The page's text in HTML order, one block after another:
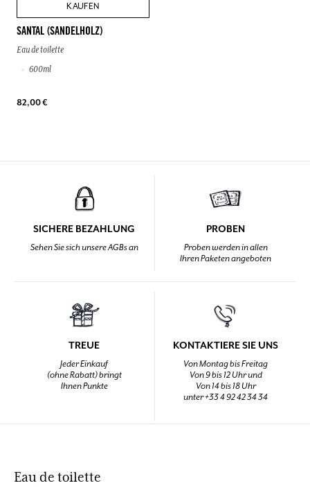
KAUFEN
SANTAL (SANDELHOLZ)
Eau de toilette
600ml
82,00 €
SICHERE BEZAHLUNG
Sehen Sie sich unsere AGBs an
PROBEN
Proben werden in allen
Ihren Paketen angeboten
TREUE
Jeder Einkauf
(ohne Rabatt) bringt
Ihnen Punkte
KONTAKTIERE SIE UNS
Von Montag bis Freitag
Von 9 bis 12 Uhr und
Von 14 bis 18 Uhr
unter +33 4 92 42 34 34
Eau de toilette